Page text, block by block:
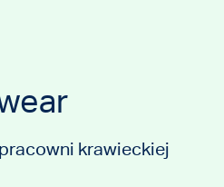
krawieckiej